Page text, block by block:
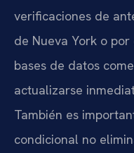
verificaciones de
de Nueva York o
bases de datos
actualizarse
También es
condicional no